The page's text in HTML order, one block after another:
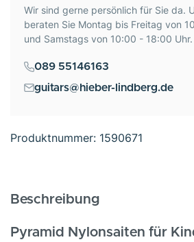
Produktnummer: 1590671
Wir sind gerne persönlich für Sie da.
beraten Sie Montag bis Freitag von
und Samstags von 10:00 - 18:00 Uhr.
089 55146163
guitars@hieber-lindberg.de
Beschreibung
Pyramid Nylonsaiten für